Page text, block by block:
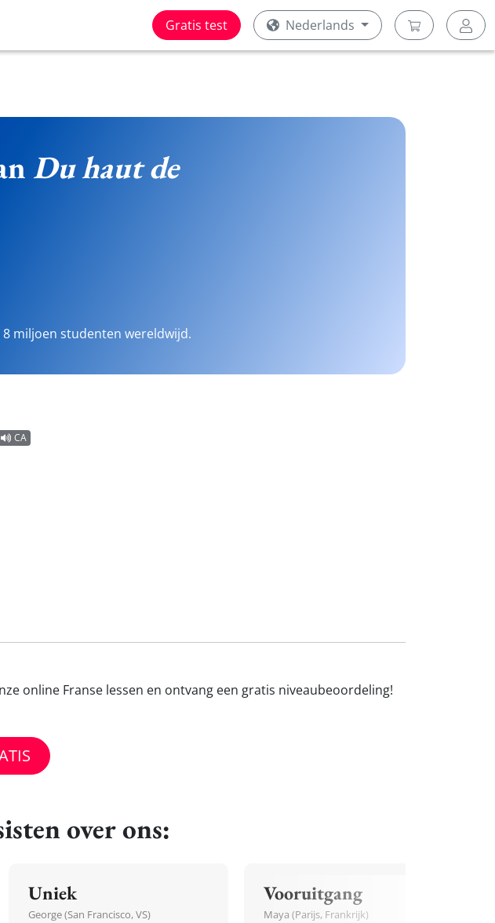
Gratis test Nederlands
Du haut de
miljoen studenten wereldwijd.
CA
online Franse lessen en ontvang een gratis niveaubeoordeling!
over ons:
Uniek
George (San Francisco, VS)
Vooruitgang
Maya (Parijs, Frankrijk)